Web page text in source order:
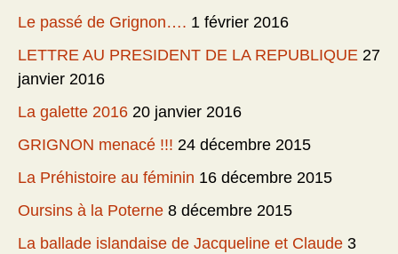
Le passé de Grignon…. 1 février 2016
LETTRE AU PRESIDENT DE LA REPUBLIQUE 27
janvier 2016
La galette 2016 20 janvier 2016
GRIGNON menacé !!! 24 décembre 2015
La Préhistoire au féminin 16 décembre 2015
Oursins à la Poterne 8 décembre 2015
La ballade islandaise de Jacqueline et Claude 3